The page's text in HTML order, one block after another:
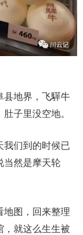
县地界，飞驒牛
子里没空地。
我们到的时候已
当然是摩天轮
地图，回来整理
，就这么生生被